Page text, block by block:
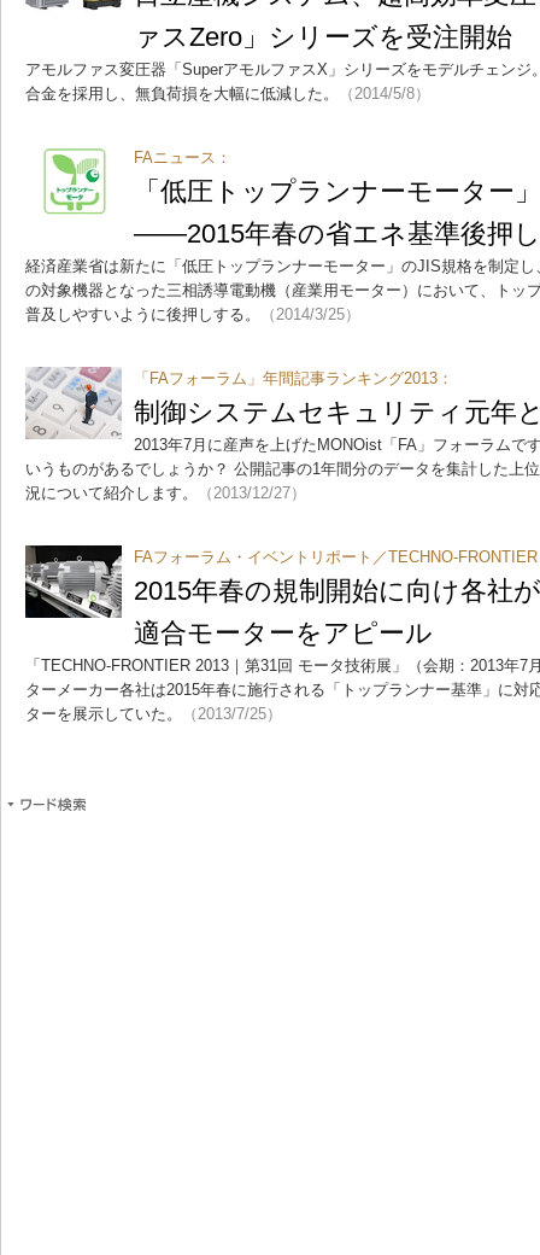
ァスZero」シリーズを受注開始
アモルファス変圧器「SuperアモルファスX」シリーズをモデルチェン
合金を採用し、無負荷損を大幅に低減した。
（2014/5/8）
FAニュース：
「低圧トップランナーモーター
――2015年春の省エネ基準後押し
経済産業省は新たに「低圧トップランナーモーター」のJIS規格を制定
の対象機器となった三相誘導電動機（産業用モーター）において、トッ
普及しやすいように後押しする。
（2014/3/25）
「FAフォーラム」年間記事ランキング2013：
制御システムセキュリティ元年
2013年7月に産声を上げたMONOist「FA」フォーラムで
いうものがあるでしょうか？ 公開記事の1年間分のデータを集計した上
況について紹介します。
（2013/12/27）
FAフォーラム・イベントリポート／TECHNO-
2015年春の規制開始に向け各社
適合モーターをアピール
「TECHNO-FRONTIER 2013｜第31回 モータ技術展」（会期：2013年
ターメーカー各社は2015年春に施行される「トップランナー基準」に対
ターを展示していた。
（2013/7/25）